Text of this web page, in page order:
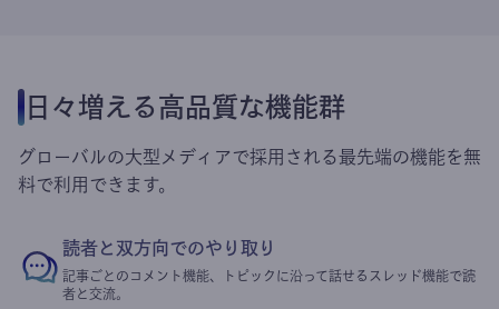
日々増える高品質な機能群
グローバルの大型メディアで採用される最先端の機能を無
料で利用できます。
読者と双方向でのやり取り
記事ごとのコメント機能、トピックに沿って話せるスレッド機能で読
者と交流。